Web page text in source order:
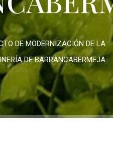
DE MODERNIZACIÓN DE LA
DE BARRANCABERMEJA